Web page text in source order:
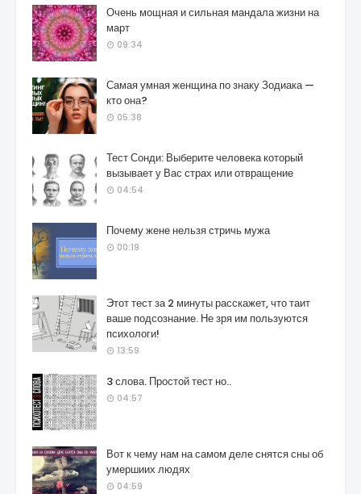
Очень мощная и сильная мандала жизни на
март
09:34
Самая умная женщина по знаку Зодиака —
кто она?
05:38
Тест Сонди: Выберите человека который
вызывает у Вас страх или отвращение
04:54
Почему жене нельзя стричь мужа
00:19
Этот тест за 2 минуты расскажет, что таит
ваше подсознание. Не зря им пользуются
психологи!
13:59
3 слова. Простой тест но..
04:57
Вот к чему нам на самом деле снятся сны об
умершиих людях
04:59